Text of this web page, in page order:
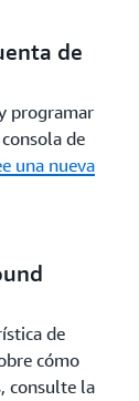
de
programar
de
una nueva
de
cómo
consulte la